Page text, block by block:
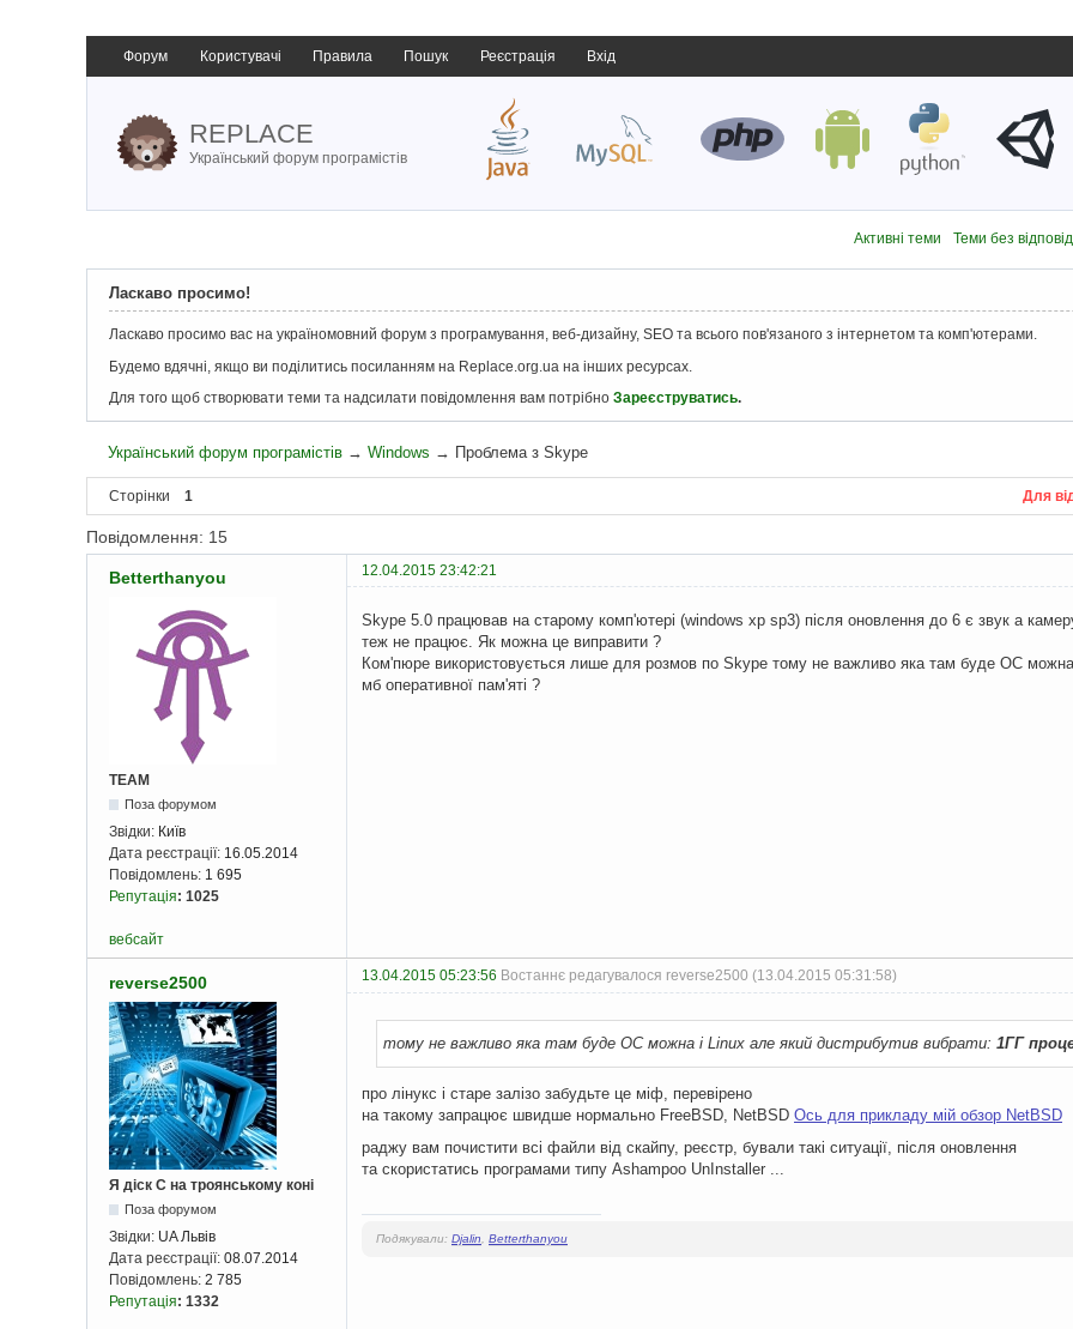
Форум Користувачі Правила Пошук Реєстрація Вхід
REPLACE
Український форум програмістів
Активні теми Теми без
Ласкаво просимо!
Ласкаво просимо вас на україномовний форум з програмування, веб-дизайну, SEO та всього пов'язаного з інтернетом та комп'ютерами.
Будемо вдячні, якщо ви поділитись посиланням на Replace.org.ua на інших ресурсах.
Для того щоб створювати теми та надсилати повідомлення вам потрібно Зареєструватись.
Український форум програмістів →Windows → Проблема з Skype
Сторінки 1 Для
Повідомлення: 15
Betterthanyou 12.04.2015 23:42:21
TEAM
Поза форумом
Звідки: Київ
Дата реєстрації: 16.05.2014
Повідомлень: 1 695
Репутація: 1025
Skype 5.0 працював на старому комп'ютері (windows xp sp3) після оновлення до 6 є звук а
теж не працює. Як можна це виправити ?
Ком'пюре використовується лише для розмов по Skype тому не важливо яка там буде ОС
мб оперативної пам'яті ?
вебсайт
reverse2500 13.04.2015 05:23:56 Востаннє редагувалося reverse2500 (13.04.2015 05:31:58)
Я діск С на троянському коні
Поза форумом
Звідки: UA Львів
Дата реєстрації: 08.07.2014
Повідомлень: 2 785
Репутація: 1332
тому не важливо яка там буде ОС можна і Linux але який дистрибутив вибрати: 1ГГ
про лінукс і старе залізо забудьте це міф, перевірено
на такому запрацює швидше нормально FreeBSD, NetBSD Ось для прикладу мій обзор NetBSD
раджу вам почистити всі файли від скайпу, реєстр, бували такі ситуації, після оновлення
та скористатись програмами типу Ashampoo UnInstaller ...
Подякували: Djalin, Betterthanyou